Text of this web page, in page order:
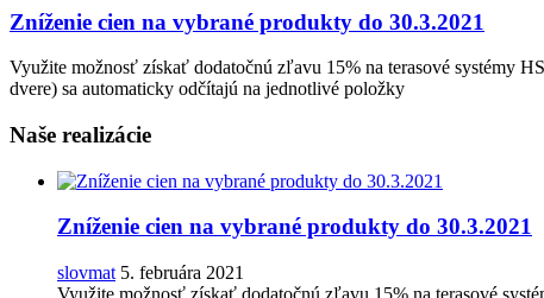
Zníženie cien na vybrané produkty do 30.3.2021
Využite možnosť získať dodatočnú zľavu 15% na terasové systémy
dvere) sa automaticky odčítajú na jednotlivé položky
Naše realizácie
Zníženie cien na vybrané produkty do 30.3.2021
slovmat 5. februára 2021